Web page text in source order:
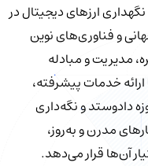
ارزهای دیجیتال در
و فناوری‌های نوین
مدیریت و مبادله
خدمات پیشرفته،
دادوستد و نگه‌داری
مدرن و به‌روز،
آن‌ها قرار می‌دهد.